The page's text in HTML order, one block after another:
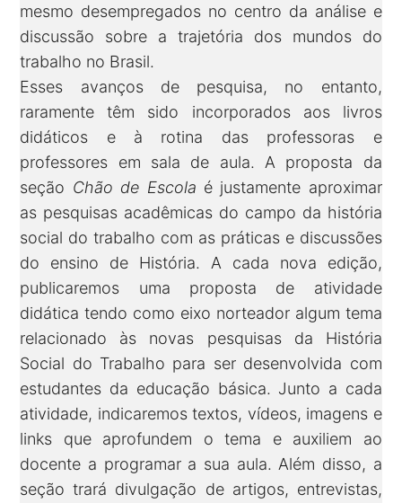
mesmo desempregados no centro da análise e
discussão sobre a trajetória dos mundos do
trabalho no Brasil.
Esses avanços de pesquisa, no entanto,
raramente têm sido incorporados aos livros
didáticos e à rotina das professoras e
professores em sala de aula. A proposta da
seção Chão de Escola é justamente aproximar
as pesquisas acadêmicas do campo da história
social do trabalho com as práticas e discussões
do ensino de História. A cada nova edição,
publicaremos uma proposta de atividade
didática tendo como eixo norteador algum tema
relacionado às novas pesquisas da História
Social do Trabalho para ser desenvolvida com
estudantes da educação básica. Junto a cada
atividade, indicaremos textos, vídeos, imagens e
links que aprofundem o tema e auxiliem ao
docente a programar a sua aula. Além disso, a
seção trará divulgação de artigos, entrevistas,